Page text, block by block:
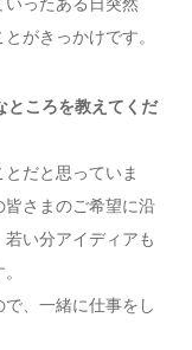
がきっかけです。
ころを教えてくだ
だと思っていま
さまのご希望に沿
い分アイディアも
、一緒に仕事をし